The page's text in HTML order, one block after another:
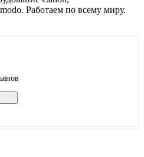
Работаем по всему миру.